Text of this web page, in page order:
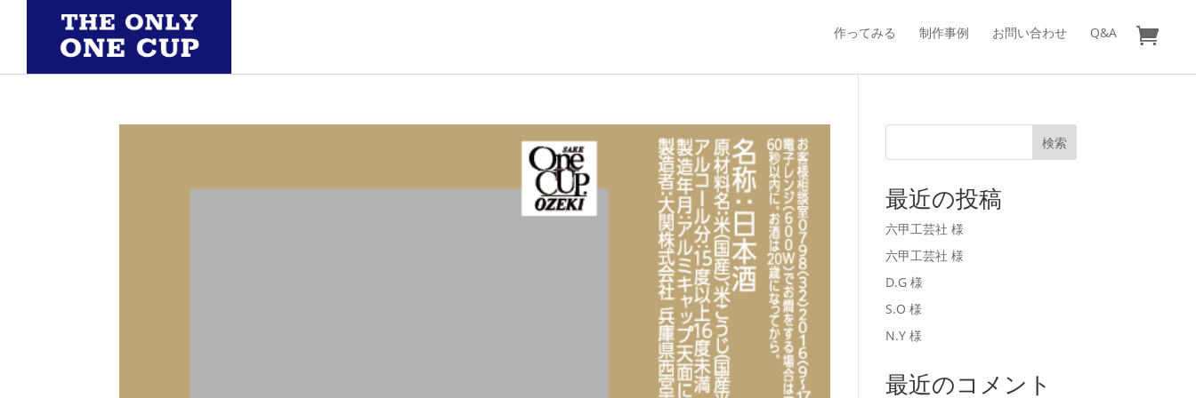
作ってみる 制作事例 お問い合わせ Q&A
検索
最近の投稿
六甲工芸社 様
六甲工芸社 様
D.G 様
S.O 様
N.Y 様
最近のコメント